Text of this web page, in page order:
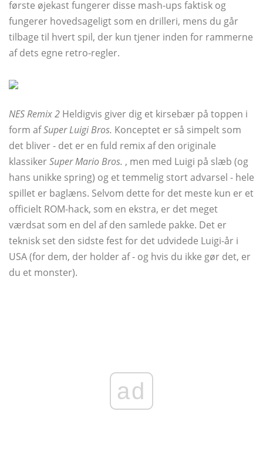
første øjekast fungerer disse mash-ups faktisk og
fungerer hovedsageligt som en drilleri, mens du går
tilbage til hvert spil, der kun tjener inden for rammerne
af dets egne retro-regler.
NES Remix 2 Heldigvis giver dig et kirsebær på toppen i
form afSuper Luigi Bros. Konceptet er så simpelt som
det bliver - det er en fuld remix af den originale
klassikerSuper Mario Bros. , men med Luigi på slæb (og
hans unikke spring) og et temmelig stort advarsel - hele
spillet er baglæns. Selvom dette for det meste kun er et
officielt ROM-hack, som en ekstra, er det meget
værdsat som en del af den samlede pakke. Det er
teknisk set den sidste fest for det udvidede Luigi-år i
USA (for dem, der holder af - og hvis du ikke gør det, er
du et monster).
ad